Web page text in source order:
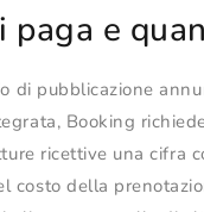
paga e
di pubblicazione
Booking
ricettive una cifra
costo della